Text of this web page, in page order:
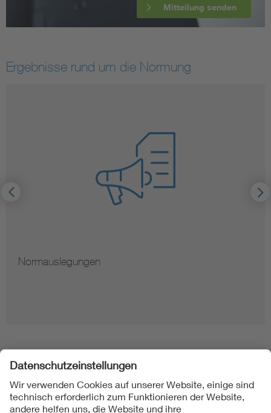
Mitteilung senden
Ergebnisse rund um die Normung
Hinweise zur Vervielfältigung von Normen
Folgen Sie uns